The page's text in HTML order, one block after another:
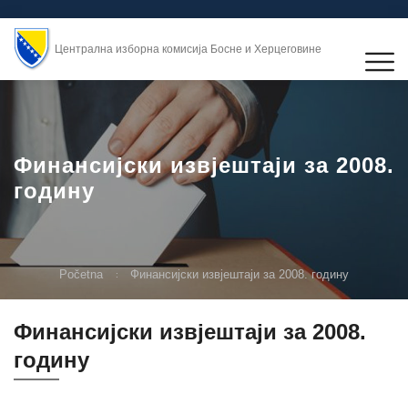
Централна изборна комисија Босне и Херцеговине
Финансијски извјештаји за 2008.
годину
Početna Финансијски извјештаји за 2008. годину
Финансијски извјештаји за 2008.
годину